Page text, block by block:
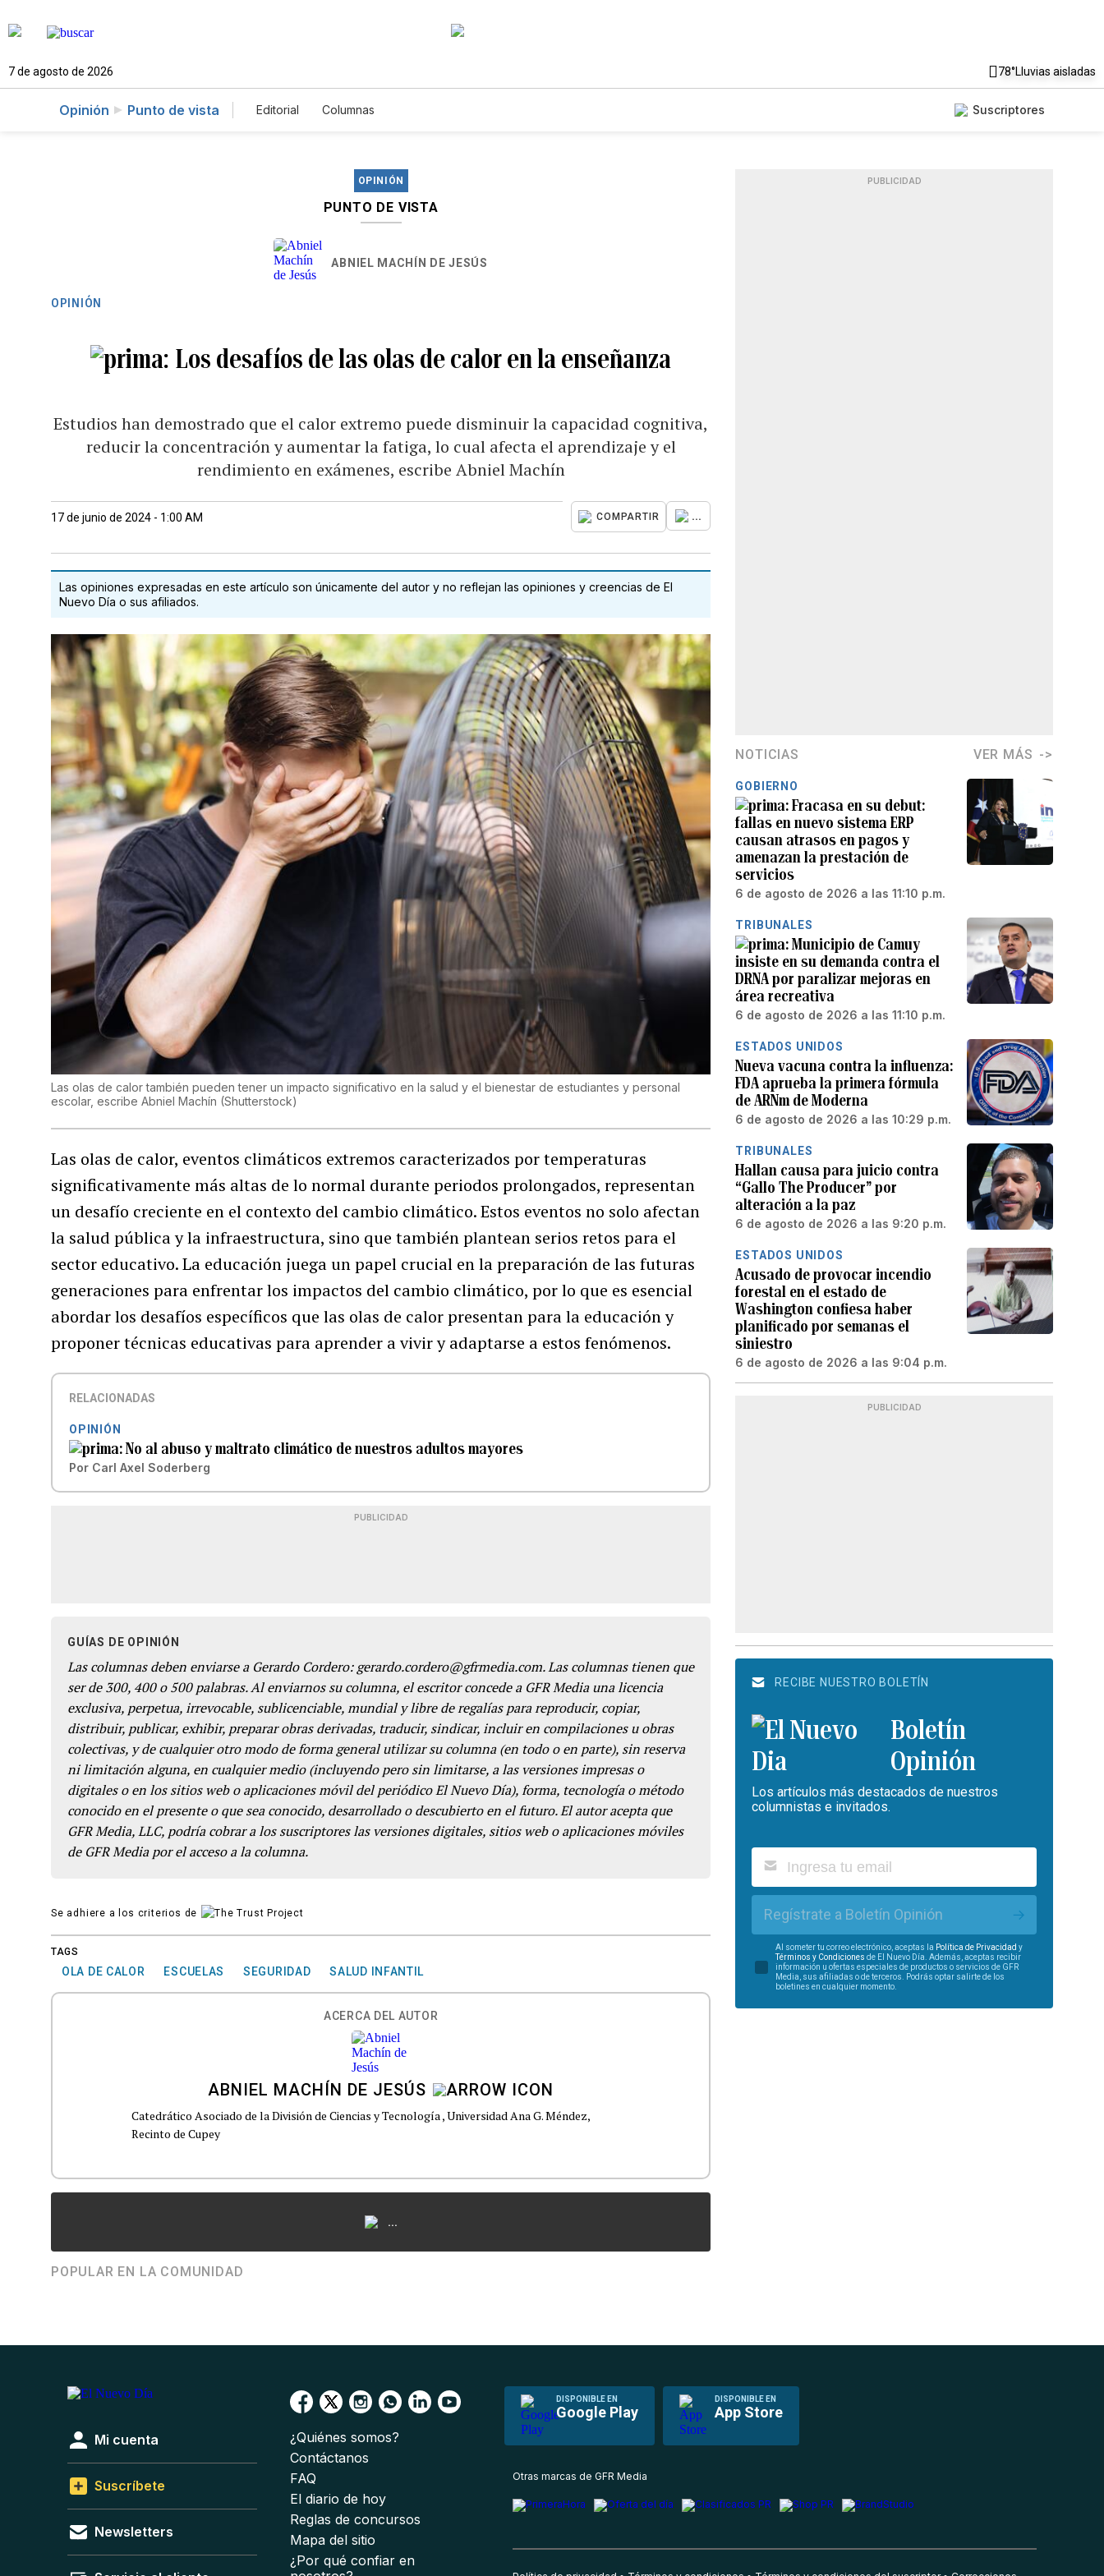
7 de agosto de 2026 78°Lluvias aisladas
Opinión Punto de vista Editorial Columnas Suscriptores
OPINIÓN
PUNTO DE VISTA
ABNIEL MACHÍN DE JESÚS
OPINIÓN
Los desafíos de las olas de calor en la enseñanza
Estudios han demostrado que el calor extremo puede disminuir la capacidad cognitiva,
reducir la concentración y aumentar la fatiga, lo cual afecta el aprendizaje y el
rendimiento en exámenes, escribe Abniel Machín
17 de junio de 2024 - 1:00 AM COMPARTIR ...
Las opiniones expresadas en este artículo son únicamente del autor y no reflejan las opiniones y creencias de El
Nuevo Día o sus afiliados.
Las olas de calor también pueden tener un impacto significativo en la salud y el bienestar de estudiantes y personal
escolar, escribe Abniel Machín (Shutterstock)
Las olas de calor, eventos climáticos extremos caracterizados por temperaturas
significativamente más altas de lo normal durante periodos prolongados, representan
un desafío creciente en el contexto del cambio climático. Estos eventos no solo afectan
la salud pública y la infraestructura, sino que también plantean serios retos para el
sector educativo. La educación juega un papel crucial en la preparación de las futuras
generaciones para enfrentar los impactos del cambio climático, por lo que es esencial
abordar los desafíos específicos que las olas de calor presentan para la educación y
proponer técnicas educativas para aprender a vivir y adaptarse a estos fenómenos.
RELACIONADAS
OPINIÓN
No al abuso y maltrato climático de nuestros adultos mayores
Por Carl Axel Soderberg
PUBLICIDAD
GUÍAS DE OPINIÓN
Las columnas deben enviarse a Gerardo Cordero: gerardo.cordero@gfrmedia.com. Las columnas tienen que
ser de 300, 400 o 500 palabras. Al enviarnos su columna, el escritor concede a GFR Media una licencia
exclusiva, perpetua, irrevocable, sublicenciable, mundial y libre de regalías para reproducir, copiar,
distribuir, publicar, exhibir, preparar obras derivadas, traducir, sindicar, incluir en compilaciones u obras
colectivas, y de cualquier otro modo de forma general utilizar su columna (en todo o en parte), sin reserva
ni limitación alguna, en cualquier medio (incluyendo pero sin limitarse, a las versiones impresas o
digitales o en los sitios web o aplicaciones móvil del periódico El Nuevo Día), forma, tecnología o método
conocido en el presente o que sea conocido, desarrollado o descubierto en el futuro. El autor acepta que
GFR Media, LLC, podría cobrar a los suscriptores las versiones digitales, sitios web o aplicaciones móviles
de GFR Media por el acceso a la columna.
Se adhiere a los criterios de
TAGS
OLA DE CALOR ESCUELAS SEGURIDAD SALUD INFANTIL
ACERCA DEL AUTOR
ABNIEL MACHÍN DE JESÚS
Catedrático Asociado de la División de Ciencias y Tecnología , Universidad Ana G. Méndez,
Recinto de Cupey
...
POPULAR EN LA COMUNIDAD
PUBLICIDAD
NOTICIAS VER MÁS
GOBIERNO
Fracasa en su debut:
fallas en nuevo sistema ERP
causan atrasos en pagos y
amenazan la prestación de
servicios
6 de agosto de 2026 a las 11:10 p.m.
TRIBUNALES
Municipio de Camuy
insiste en su demanda contra el
DRNA por paralizar mejoras en
área recreativa
6 de agosto de 2026 a las 11:10 p.m.
ESTADOS UNIDOS
Nueva vacuna contra la influenza:
FDA aprueba la primera fórmula
de ARNm de Moderna
6 de agosto de 2026 a las 10:29 p.m.
TRIBUNALES
Hallan causa para juicio contra
“Gallo The Producer” por
alteración a la paz
6 de agosto de 2026 a las 9:20 p.m.
ESTADOS UNIDOS
Acusado de provocar incendio
forestal en el estado de
Washington confiesa haber
planificado por semanas el
siniestro
6 de agosto de 2026 a las 9:04 p.m.
PUBLICIDAD
RECIBE NUESTRO BOLETÍN
Boletín
Opinión
Los artículos más destacados de nuestros
columnistas e invitados.
Regístrate a Boletín Opinión
Al someter tu correo electrónico, aceptas la Política de Privacidad y
Términos y Condiciones de El Nuevo Día. Además, aceptas recibir
información u ofertas especiales de productos o servicios de GFR
Media, sus afiliadas o de terceros. Podrás optar salirte de los
boletines en cualquier momento.
DISPONIBLE EN
Google Play
DISPONIBLE EN
App Store
Mi cuenta
Suscríbete
Newsletters
¿Quiénes somos?
Contáctanos
FAQ
El diario de hoy
Reglas de concursos
Mapa del sitio
¿Por qué confiar en
Otras marcas de GFR Media